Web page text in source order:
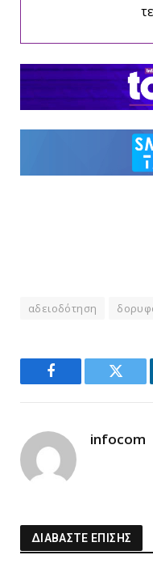
αδειοδότηση
Facebook
infocom
ΔΙΑΒΑΣΤΕ ΕΠΙΣΗΣ